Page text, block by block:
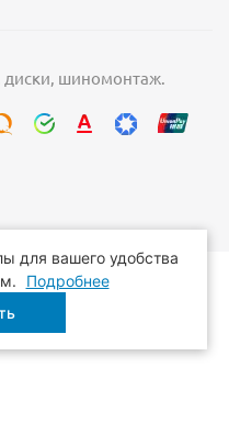
шиномонтаж.
для вашего удобства
Подробнее